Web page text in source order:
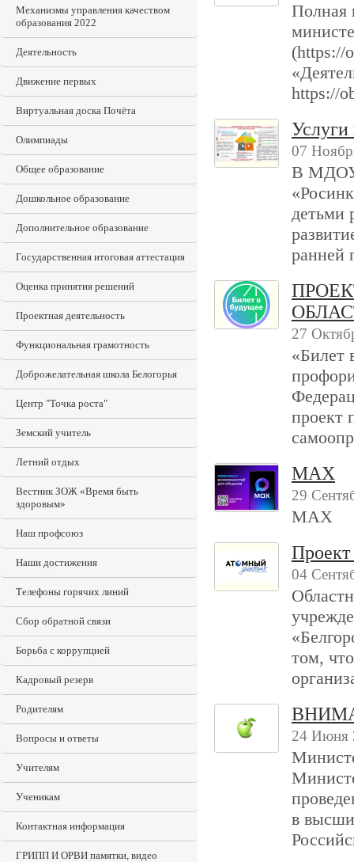
Механизмы управления качеством
образования 2022
Деятельность
Движение первых
Виртуальная доска Почёта
Олимпиады
Общее образование
Дошкольное образование
Дополнительное образование
Государственная итоговая аттестация
Оценка принятия решений
Проектная деятельность
Функциональная грамотность
Доброжелательная школа Белогорья
Центр "Точка роста"
Земский учитель
Летний отдых
Вестник ЗОЖ «Время быть
здоровым»
Наш профсоюз
Наши достижения
Телефоны горячих линий
Сбор обратной связи
Борьба с коррупцией
Кадровый резерв
Родителям
Вопросы и ответы
Учителям
Ученикам
Контактная информация
ГРИПП И ОРВИ памятки, видео
Полная
(https://
https://
Услуги
07
В МДОУ
детьми
ранней
27
«Билет
проект
MAX
29
MAX
04
том,
24 Июня
в